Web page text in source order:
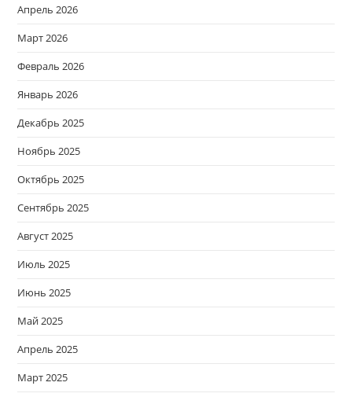
Апрель 2026
Март 2026
Февраль 2026
Январь 2026
Декабрь 2025
Ноябрь 2025
Октябрь 2025
Сентябрь 2025
Август 2025
Июль 2025
Июнь 2025
Май 2025
Апрель 2025
Март 2025